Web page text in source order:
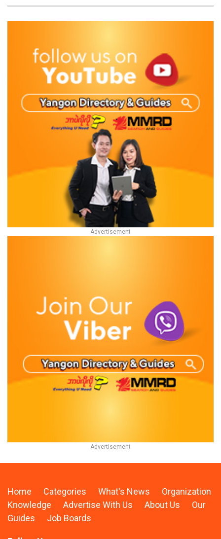
Home Categories What's News
Organization
Knowledge
Advertise With Us About Us
Our
Guides
Job Boards